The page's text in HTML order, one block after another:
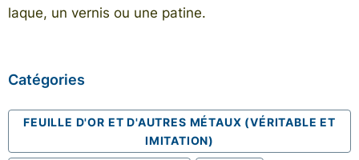
laque, un vernis ou une patine.
Catégories
FEUILLE D'OR ET D'AUTRES MÉTAUX (VÉRITABLE ET
IMITATION)